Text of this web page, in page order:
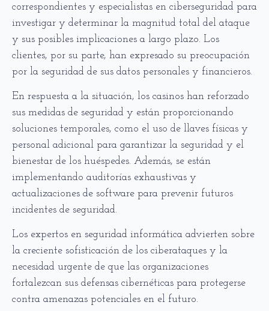
correspondientes y especialistas en ciberseguridad para
investigar y determinar la magnitud total del ataque
y sus posibles implicaciones a largo plazo. Los
clientes, por su parte, han expresado su preocupación
por la seguridad de sus datos personales y financieros.
En respuesta a la situación, los casinos han reforzado
sus medidas de seguridad y están proporcionando
soluciones temporales, como el uso de llaves físicas y
personal adicional para garantizar la seguridad y el
bienestar de los huéspedes. Además, se están
implementando auditorías exhaustivas y
actualizaciones de software para prevenir futuros
incidentes de seguridad.
Los expertos en seguridad informática advierten sobre
la creciente sofisticación de los ciberataques y la
necesidad urgente de que las organizaciones
fortalezcan sus defensas cibernéticas para protegerse
contra amenazas potenciales en el futuro.